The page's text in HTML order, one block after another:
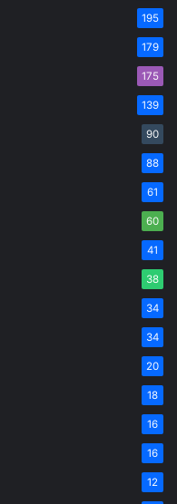
195
179
175
139
90
88
61
60
41
38
34
34
20
18
16
16
12